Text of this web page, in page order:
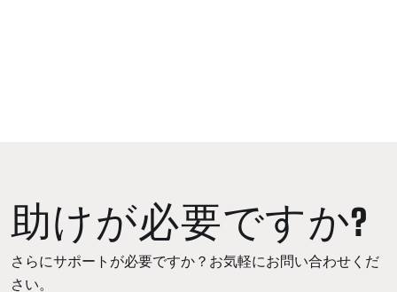
助けが必要ですか?
さらにサポートが必要ですか？お気軽にお問い合わせくだ
さい。